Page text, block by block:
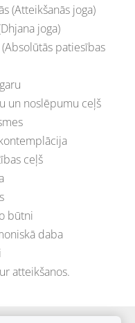
(Atteikšanās joga)
joga)
patiesības
un noslēpumu ceļš
ceļš
būtni
daba
atteikšanos.